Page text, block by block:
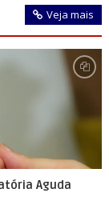
Veja mais
Aguda